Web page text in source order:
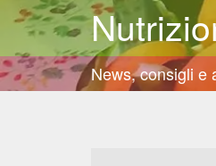
News, consigli e